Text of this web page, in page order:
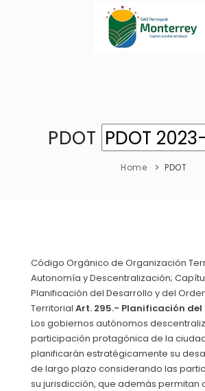
RESEÑA HISTÓRICA
Ubicación
Organigrama de Comisiones
Sesiones Extraordinarias
Resoluciones
Convocatorias
GESTIÓN ADMINISTRATIVA
Plan de desarrollo y
CIUDADANÍA ACTIVA
Solicitud de acceso información
TURISMO
PDOT
Home PDOT
Código Orgánico de Organización
Autonomía y Descentralización;
Planificación del Desarrollo y del
Territorial Art. 295.- Planificación
Los gobiernos autónomos
participación protagónica de la
planificarán estratégicamente su
de largo plazo considerando las
su jurisdicción, que además permitan